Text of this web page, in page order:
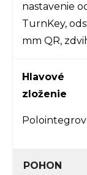
nastavenie
TurnKey,
mm QR,
Hlavové
zloženie
POHON